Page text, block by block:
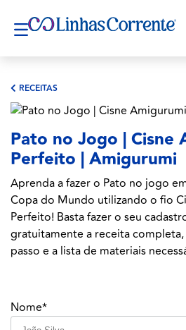
RECEITAS
Pato no Jogo | Cisne
Perfeito | Amigurumi
Aprenda a fazer o Pato no jogo
Copa do Mundo utilizando o fio
Perfeito! Basta fazer o seu
gratuitamente a receita
passo e a lista de materiais
Nome*